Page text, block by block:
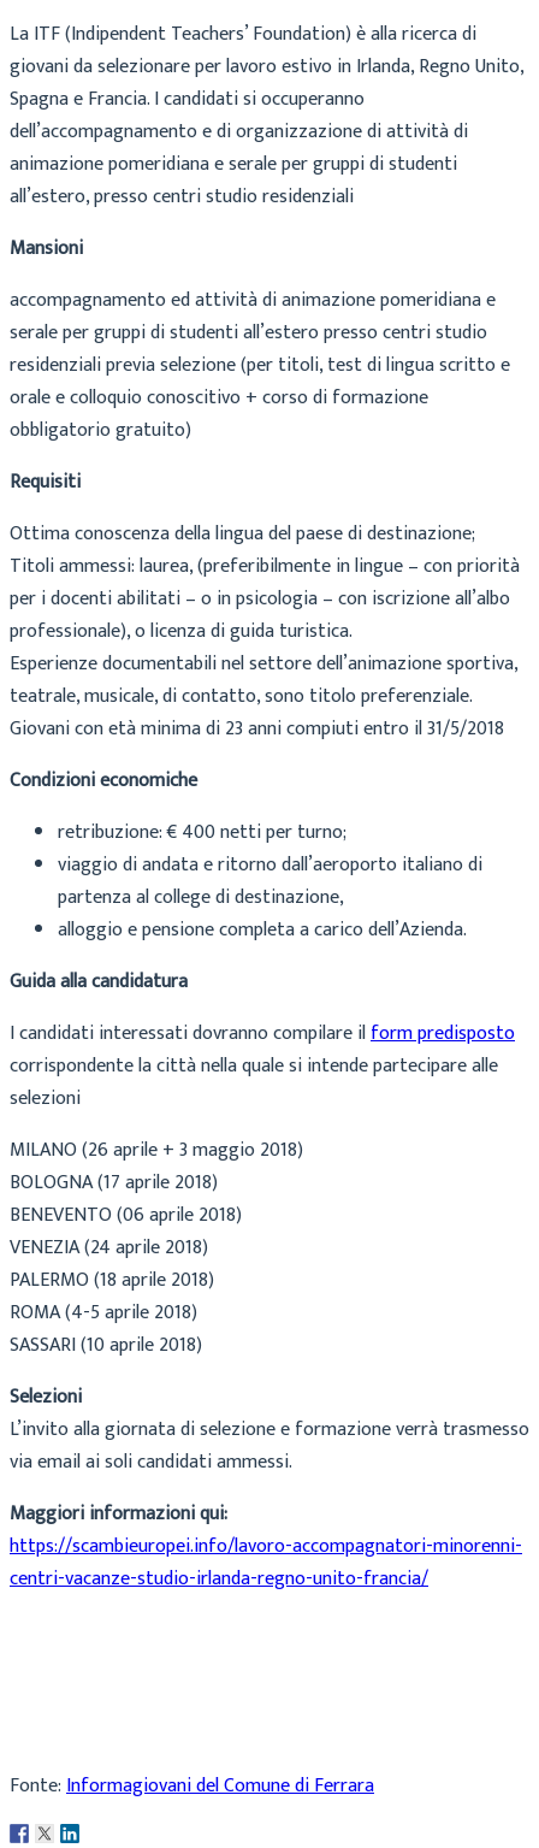
La ITF (Indipendent Teachers’ Foundation) è alla ricerca di
giovani da selezionare per lavoro estivo in Irlanda, Regno Unito,
Spagna e Francia. I candidati si occuperanno
dell’accompagnamento e di organizzazione di attività di
animazione pomeridiana e serale per gruppi di studenti
all’estero, presso centri studio residenziali
Mansioni
accompagnamento ed attività di animazione pomeridiana e
serale per gruppi di studenti all’estero presso centri studio
residenziali previa selezione (per titoli, test di lingua scritto e
orale e colloquio conoscitivo + corso di formazione
obbligatorio gratuito)
Requisiti
Ottima conoscenza della lingua del paese di destinazione;
Titoli ammessi: laurea, (preferibilmente in lingue – con priorità
per i docenti abilitati – o in psicologia – con iscrizione all’albo
professionale), o licenza di guida turistica.
Esperienze documentabili nel settore dell’animazione sportiva,
teatrale, musicale, di contatto, sono titolo preferenziale.
Giovani con età minima di 23 anni compiuti entro il 31/5/2018
Condizioni economiche
retribuzione: € 400 netti per turno;
viaggio di andata e ritorno dall’aeroporto italiano di
partenza al college di destinazione,
alloggio e pensione completa a carico dell’Azienda.
Guida alla candidatura
I candidati interessati dovranno compilare ilform predisposto
corrispondente la città nella quale si intende partecipare alle
selezioni
MILANO (26 aprile + 3 maggio 2018)
BOLOGNA (17 aprile 2018)
BENEVENTO (06 aprile 2018)
VENEZIA (24 aprile 2018)
PALERMO (18 aprile 2018)
ROMA (4-5 aprile 2018)
SASSARI (10 aprile 2018)
Selezioni
L’invito alla giornata di selezione e formazione verrà trasmesso
via email ai soli candidati ammessi.
Maggiori informazioni qui:
https://scambieuropei.info/lavoro-accompagnatori-minorenni-
centri-vacanze-studio-irlanda-regno-unito-francia/
Fonte:Informagiovani del Comune di Ferrara